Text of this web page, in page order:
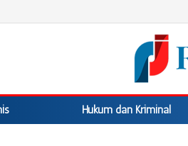
Hukum dan Kriminal